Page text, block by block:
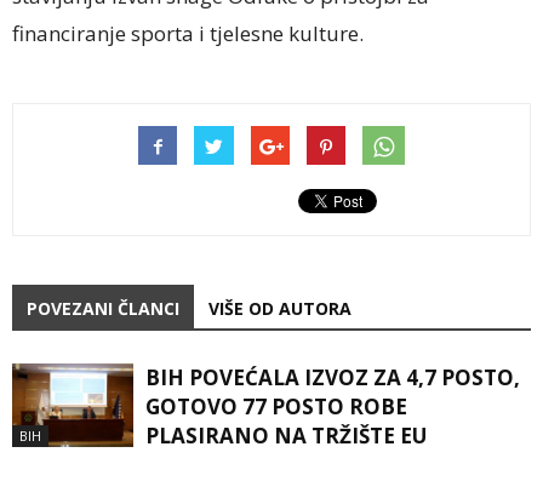
financiranje sporta i tjelesne kulture.
POVEZANI ČLANCI VIŠE OD AUTORA
BIH
BIH POVEĆALA IZVOZ ZA 4,7 POSTO,
GOTOVO 77 POSTO ROBE
PLASIRANO NA TRŽIŠTE EU